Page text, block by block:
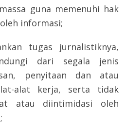
guna memenuhi hak
informasi;
tugas jurnalistiknya,
dari segala jenis
penyitaan dan atau
alat kerja, serta tidak
atau diintimidasi oleh